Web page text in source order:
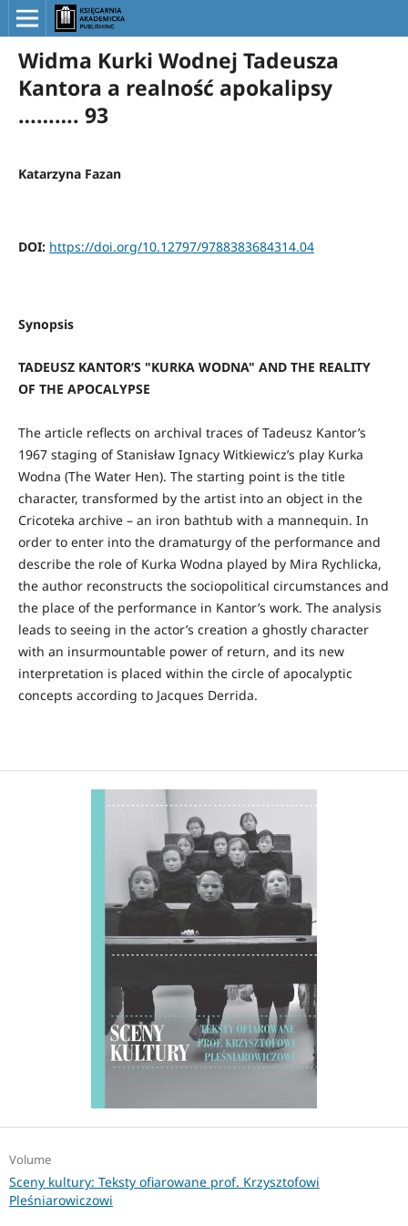
Widma Kurki Wodnej Tadeusza
Kantora a realność apokalipsy
………. 93
Katarzyna Fazan
DOI: https://doi.org/10.12797/9788383684314.04
Synopsis
TADEUSZ KANTOR’S "KURKA WODNA" AND THE REALITY
OF THE APOCALYPSE
The article reflects on archival traces of Tadeusz Kantor’s
1967 staging of Stanisław Ignacy Witkiewicz’s play Kurka
Wodna (The Water Hen). The starting point is the title
character, transformed by the artist into an object in the
Cricoteka archive – an iron bathtub with a mannequin. In
order to enter into the dramaturgy of the performance and
describe the role of Kurka Wodna played by Mira Rychlicka,
the author reconstructs the sociopolitical circumstances and
the place of the performance in Kantor’s work. The analysis
leads to seeing in the actor’s creation a ghostly character
with an insurmountable power of return, and its new
interpretation is placed within the circle of apocalyptic
concepts according to Jacques Derrida.
Volume
Sceny kultury: Teksty ofiarowane prof. Krzysztofowi
Pleśniarowiczowi